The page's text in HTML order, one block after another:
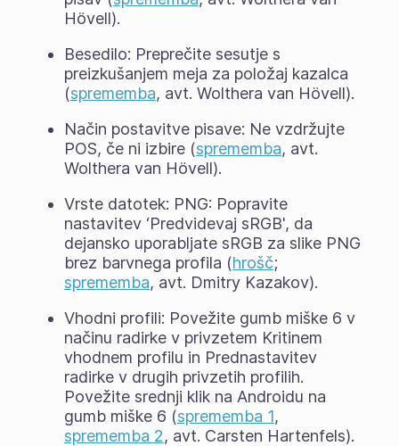
Hövell).
Besedilo: Preprečite sesutje s
preizkušanjem meja za položaj kazalca
(sprememba, avt. Wolthera van Hövell).
Način postavitve pisave: Ne vzdržujte
POS, če ni izbire (sprememba, avt.
Wolthera van Hövell).
Vrste datotek: PNG: Popravite
nastavitev ‘Predvidevaj sRGB', da
dejansko uporabljate sRGB za slike PNG
brez barvnega profila (hrošč;
sprememba, avt. Dmitry Kazakov).
Vhodni profili: Povežite gumb miške 6 v
načinu radirke v privzetem Kritinem
vhodnem profilu in Prednastavitev
radirke v drugih privzetih profilih.
Povežite srednji klik na Androidu na
gumb miške 6 (sprememba 1,
sprememba 2, avt. Carsten Hartenfels).